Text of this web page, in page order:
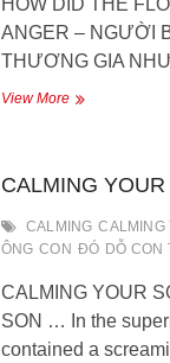
ANGER – NGƯỜI
THƯƠNG GIA
View MoreNGƯỜI
GIẢM
GIẬN
DỮ
THƯƠNG
GIA
NHƯ
THẾ
CALMING
CALMING CALMING
ÔNG CON ĐÓ DỖ CON
CALMING YOUR
SON … In the
contained a